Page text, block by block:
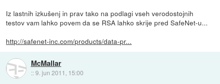
Iz lastnih izkušenj in prav tako na podlagi vseh verodostojnih
testov vam lahko povem da se RSA lahko skrije pred SafeNet-u...
http://safenet-inc.com/products/data-pr...
McMallar
::9. jun 2011, 15:00